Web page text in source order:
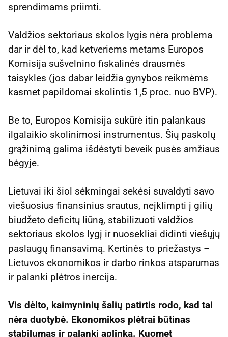
sprendimams priimti.
Valdžios sektoriaus skolos lygis nėra problema
dar ir dėl to, kad ketveriems metams Europos
Komisija sušvelnino fiskalinės drausmės
taisykles (jos dabar leidžia gynybos reikmėms
kasmet papildomai skolintis 1,5 proc. nuo BVP).
Be to, Europos Komisija sukūrė itin palankaus
ilgalaikio skolinimosi instrumentus. Šių paskolų
grąžinimą galima išdėstyti beveik pusės amžiaus
bėgyje.
Lietuvai iki šiol sėkmingai sekėsi suvaldyti savo
viešuosius finansinius srautus, neįklimpti į gilių
biudžeto deficitų liūną, stabilizuoti valdžios
sektoriaus skolos lygį ir nuosekliai didinti viešųjų
paslaugų finansavimą. Kertinės to priežastys –
Lietuvos ekonomikos ir darbo rinkos atsparumas
ir palanki plėtros inercija.
Vis dėlto, kaimyninių šalių patirtis rodo, kad tai
nėra duotybė. Ekonomikos plėtrai būtinas
stabilumas ir palanki aplinka. Kuomet